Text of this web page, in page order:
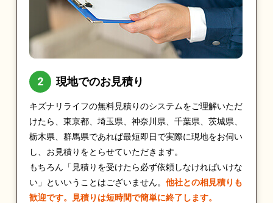
現地でのお見積り
キズナリライフの無料見積りのシステムをご理解いただ
けたら、東京都、埼玉県、神奈川県、千葉県、茨城県、
栃木県、群馬県であれば最短即日で実際に現地をお伺い
し、お見積りをとらせていただきます。
もちろん「見積りを受けたら必ず依頼しなければいけな
い」といいうことはございません。 他社との相見積りも
歓迎です。見積りは短時間で簡単に終了します。